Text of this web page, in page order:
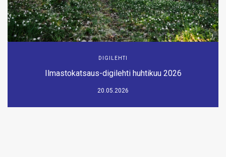
DIGILEHTI
Ilmastokatsaus-digilehti huhtikuu 2026
20.05.2026